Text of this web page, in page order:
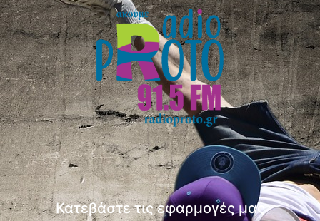
Κατεβάστε τις εφαρμογές μας